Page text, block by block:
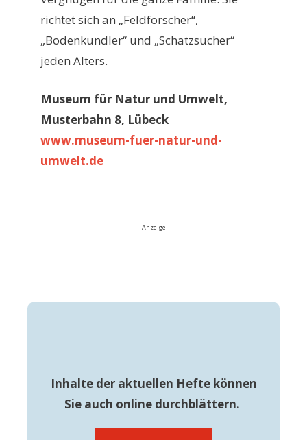
richtet sich an „Feldforscher“,
„Bodenkundler“ und „Schatzsucher“
jeden Alters.
Museum für Natur und Umwelt,
Musterbahn 8, Lübeck
www.museum-fuer-natur-und-
umwelt.de
Anzeige
Inhalte der aktuellen Hefte können
Sie auch online durchblättern.